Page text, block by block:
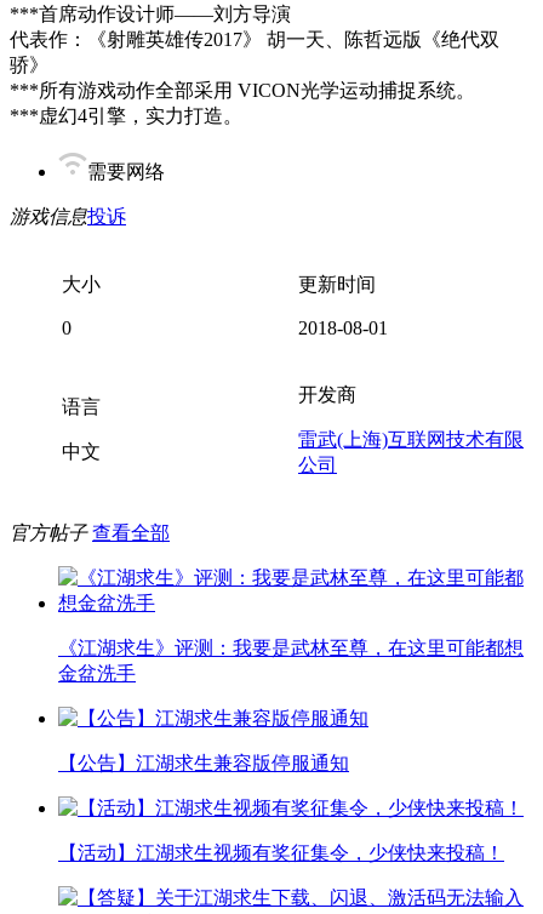
***首席动作设计师——刘方导演
代表作：《射雕英雄传2017》 胡一天、陈哲远版《绝代双
骄》
***所有游戏动作全部采用 VICON光学运动捕捉系统。
***虚幻4引擎，实力打造。
需要网络
游戏信息投诉
大小
0
更新时间
2018-08-01
语言
中文
开发商
雷武(上海)互联网技术有限
公司
官方帖子 查看全部
《江湖求生》评测：我要是武林至尊，在这里可能都想
金盆洗手
【公告】江湖求生兼容版停服通知
【活动】江湖求生视频有奖征集令，少侠快来投稿！